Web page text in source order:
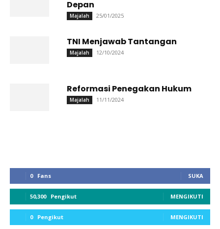
Depan
Majalah 25/01/2025
TNI Menjawab Tantangan
Majalah 12/10/2024
Reformasi Penegakan Hukum
Majalah 11/11/2024
0 Fans SUKA
50,300 Pengikut MENGIKUTI
0 Pengikut MENGIKUTI